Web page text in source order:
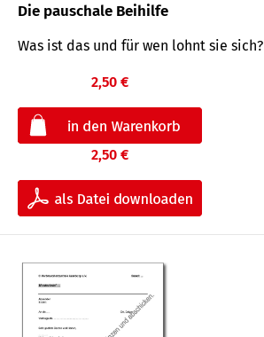
Die pauschale Beihilfe
Was ist das und für wen lohnt sie sich?
2,50 €
2,50 €